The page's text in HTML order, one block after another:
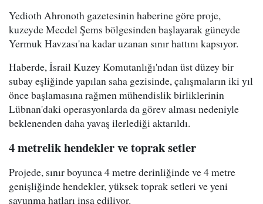
Yedioth Ahronoth gazetesinin haberine göre proje,
kuzeyde Mecdel Şems bölgesinden başlayarak güneyde
Yermuk Havzası'na kadar uzanan sınır hattını kapsıyor.
Haberde, İsrail Kuzey Komutanlığı'ndan üst düzey bir
subay eşliğinde yapılan saha gezisinde, çalışmaların iki yıl
önce başlamasına rağmen mühendislik birliklerinin
Lübnan'daki operasyonlarda da görev alması nedeniyle
beklenenden daha yavaş ilerlediği aktarıldı.
4 metrelik hendekler ve toprak setler
Projede, sınır boyunca 4 metre derinliğinde ve 4 metre
genişliğinde hendekler, yüksek toprak setleri ve yeni
savunma hatları inşa ediliyor.